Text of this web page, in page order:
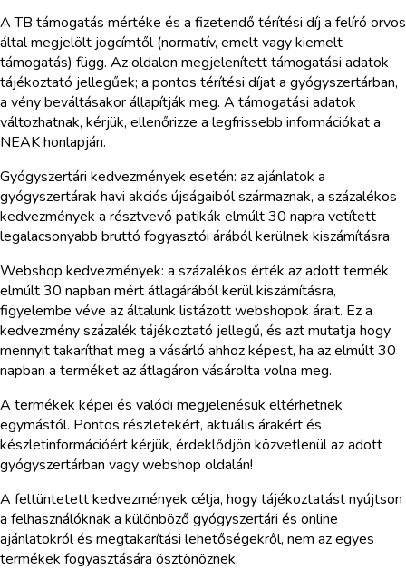
A TB támogatás mértéke és a fizetendő térítési díj a felíró orvos
által megjelölt jogcímtől (normatív, emelt vagy kiemelt
támogatás) függ. Az oldalon megjelenített támogatási adatok
tájékoztató jellegűek; a pontos térítési díjat a gyógyszertárban,
a vény beváltásakor állapítják meg. A támogatási adatok
változhatnak, kérjük, ellenőrizze a legfrissebb információkat a
NEAK honlapján.
Gyógyszertári kedvezmények esetén: az ajánlatok a
gyógyszertárak havi akciós újságaiból származnak, a százalékos
kedvezmények a résztvevő patikák elmúlt 30 napra vetített
legalacsonyabb bruttó fogyasztói árából kerülnek kiszámításra.
Webshop kedvezmények: a százalékos érték az adott termék
elmúlt 30 napban mért átlagárából kerül kiszámításra,
figyelembe véve az általunk listázott webshopok árait. Ez a
kedvezmény százalék tájékoztató jellegű, és azt mutatja hogy
mennyit takaríthat meg a vásárló ahhoz képest, ha az elmúlt 30
napban a terméket az átlagáron vásárolta volna meg.
A termékek képei és valódi megjelenésük eltérhetnek
egymástól. Pontos részletekért, aktuális árakért és
készletinformációért kérjük, érdeklődjön közvetlenül az adott
gyógyszertárban vagy webshop oldalán!
A feltüntetett kedvezmények célja, hogy tájékoztatást nyújtson
a felhasználóknak a különböző gyógyszertári és online
ajánlatokról és megtakarítási lehetőségekről, nem az egyes
termékek fogyasztására ösztönöznek.